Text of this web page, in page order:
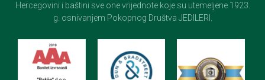
Hercegovini i baštini sve one vrijednote koje su utemeljene 1923.
g. osnivanjem Pokopnog Društva JEDILERI.